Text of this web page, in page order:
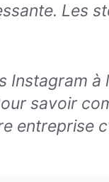
Les
Instagram
savoir
entreprise